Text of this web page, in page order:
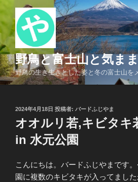
コ
ン
テ
ン
ツ
へ
ス
野鳥と富士山と気ま
野鳥の生き生きとした姿と冬の富士山を
投
日:
2024年4月18日 投稿者: バードふじやま
オオルリ若,キビタキ
in 水元公園
こんにちは。バードふじやまです
園に複数のキビタキが入ってまし